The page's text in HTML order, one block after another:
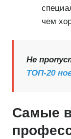
чем
Не
ТОП-20
Самые